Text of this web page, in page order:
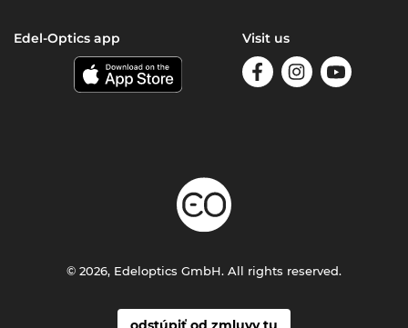
Edel-Optics app Visit us
© 2026, Edeloptics GmbH. All rights reserved.